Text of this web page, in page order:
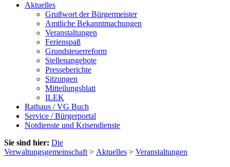
Aktuelles
Grußwort der Bürgermeister
Amtliche Bekanntmachungen
Veranstaltungen
Ferienspaß
Grundsteuerreform
Stellenangebote
Presseberichte
Sitzungen
Mitteilungsblatt
ILEK
Rathaus / VG Buch
Service / Bürgerportal
Notdienste und Krisendienste
Sie sind hier: Die
Verwaltungsgemeinschaft > Aktuelles > Veranstaltungen